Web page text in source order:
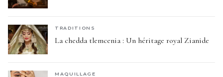
TRADITIONS
La chedda tlemcenia : Un héritage royal Zianide
MAQUILLAGE